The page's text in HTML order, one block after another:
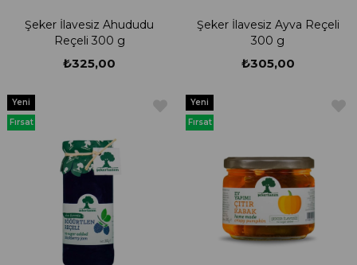
Şeker İlavesiz Ahududu
Reçeli 300 g
₺325,00
Şeker İlavesiz Ayva Reçeli
300 g
₺305,00
Yeni
Ürün
Fırsat
Yeni
Ürün
Fırsat